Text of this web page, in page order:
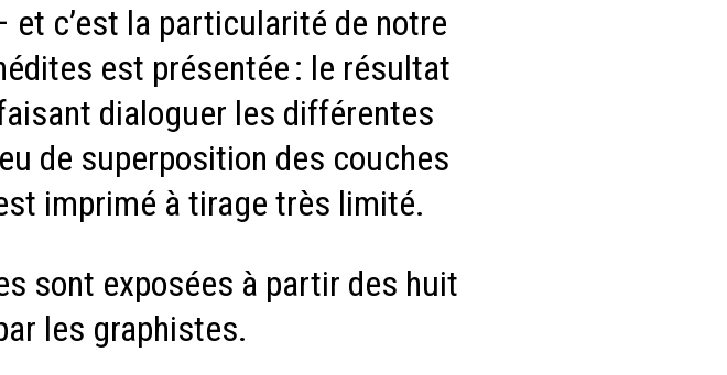
et c’est la particularité de notre
est présentée : le résultat
dialoguer les différentes
de superposition des couches
imprimé à tirage très limité.
sont exposées à partir des huit
les graphistes.